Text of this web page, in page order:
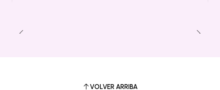
VOLVER ARRIBA